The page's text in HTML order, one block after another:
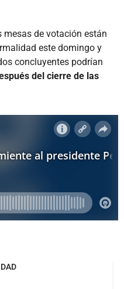
mesas de votación están
este domingo y
concluyentes podrían
del cierre de las